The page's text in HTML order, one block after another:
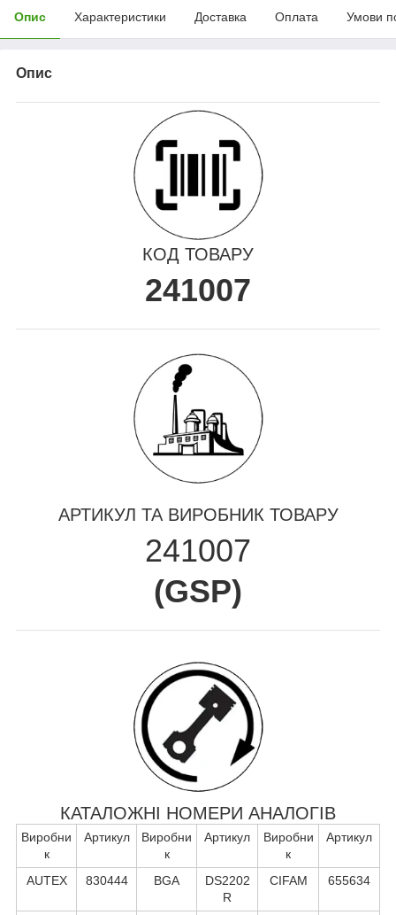
Опис Характеристики Доставка Оплата Умови
Опис
КОД ТОВАРУ
241007
АРТИКУЛ ТА ВИРОБНИК ТОВАРУ
241007
(GSP)
КАТАЛОЖНІ НОМЕРИ АНАЛОГІВ
Виробни
к
Артикул
Виробни
к
Артикул
Виробни
к
Артикул
AUTEX 830444 BGA
DS2202
R
CIFAM 655634